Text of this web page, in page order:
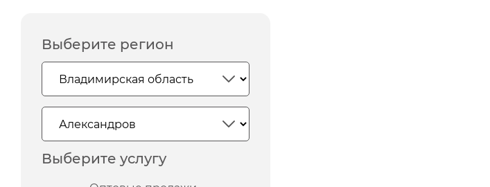
Выберите регион
Выберите услугу